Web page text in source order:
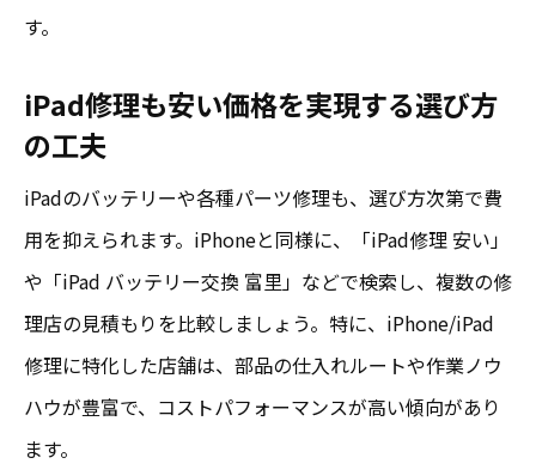
す。
iPad修理も安い価格を実現する選び方
の工夫
iPadのバッテリーや各種パーツ修理も、選び方次第で費
用を抑えられます。iPhoneと同様に、「iPad修理 安い」
や「iPad バッテリー交換 富里」などで検索し、複数の修
理店の見積もりを比較しましょう。特に、iPhone/iPad
修理に特化した店舗は、部品の仕入れルートや作業ノウ
ハウが豊富で、コストパフォーマンスが高い傾向があり
ます。